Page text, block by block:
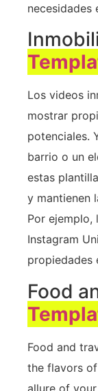
necesidades
Los videos
mostrar
potenciales.
barrio o un
estas
y mantienen
Por ejemplo,
Instagram
propiedades
Food
Food and
the flavors
allure of